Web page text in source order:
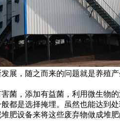
展，随之而来的问题就是养殖
菌，添加有益菌，利用微生物
都是选择掩埋。虽然也能达到
肥设备来将这些废弃物做成堆